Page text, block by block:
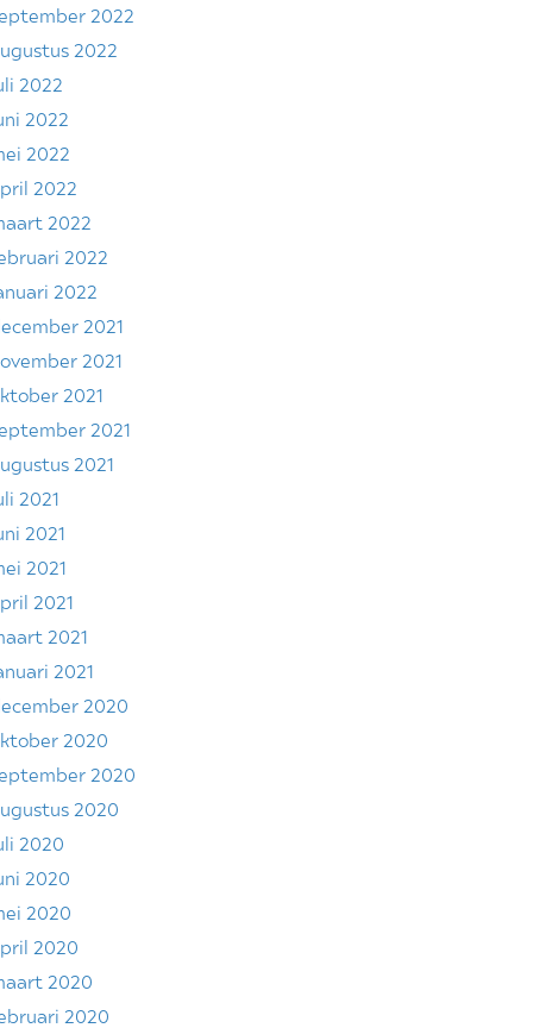
2022
2022
2022
2022
2022
2022
2022
2022
2022
2021
2021
2021
2021
2021
2021
2021
2021
2021
2021
2021
2020
2020
2020
2020
2020
2020
2020
2020
2020
2020